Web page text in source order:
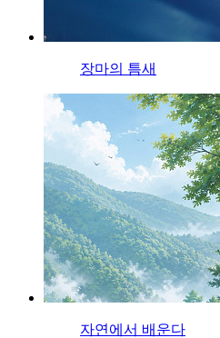
장마의 틈새
자연에서 배운다